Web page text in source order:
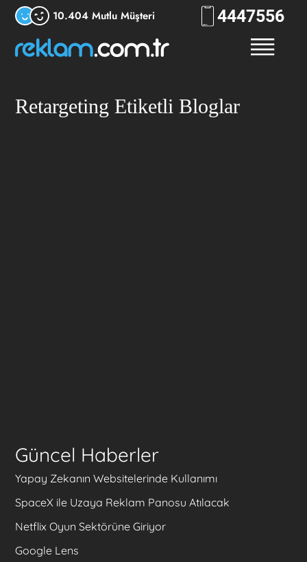
10.404 Mutlu Müşteri 4447556
Retargeting Etiketli Bloglar
Güncel Haberler
Yapay Zekanın Websitelerinde Kullanımı
SpaceX ile Uzaya Reklam Panosu Atılacak
Netflix Oyun Sektörüne Giriyor
Google Lens